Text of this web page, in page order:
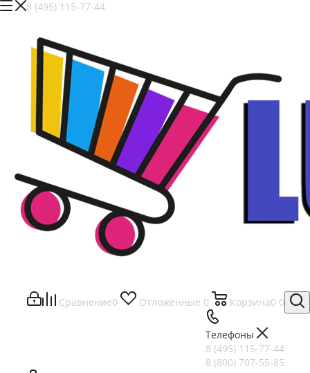
Сравнение0 Отложенные 0 Корзина0 0
Телефоны
8 (495) 115-77-44
8 (800) 707-55-85
8 (495) 115-77-44